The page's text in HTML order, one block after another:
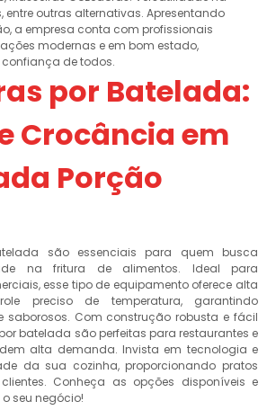
entre outras alternativas. Apresentando
a empresa conta com profissionais
modernas e em bom estado,
de todos.
por Batelada:
Crocância em
Porção
são essenciais para quem busca
na fritura de alimentos. Ideal para
esse tipo de equipamento oferece alta
preciso de temperatura, garantindo
saborosos. Com construção robusta e fácil
batelada são perfeitas para restaurantes e
alta demanda. Invista em tecnologia e
da sua cozinha, proporcionando pratos
Conheça as opções disponíveis e
seu negócio!